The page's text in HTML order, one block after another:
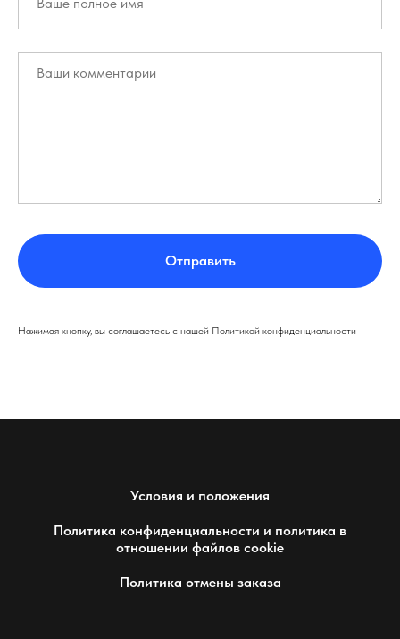
Отправить
Нажимая кнопку, вы соглашаетесь с нашей Политикой конфиденциальности
Условия и положения
Политика конфиденциальности и политика в
отношении файлов cookie
Политика отмены заказа